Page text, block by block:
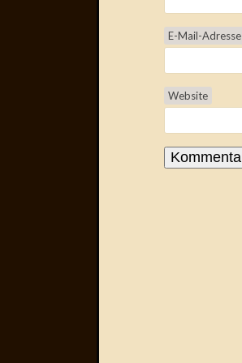
E-Mail-Adresse
Website